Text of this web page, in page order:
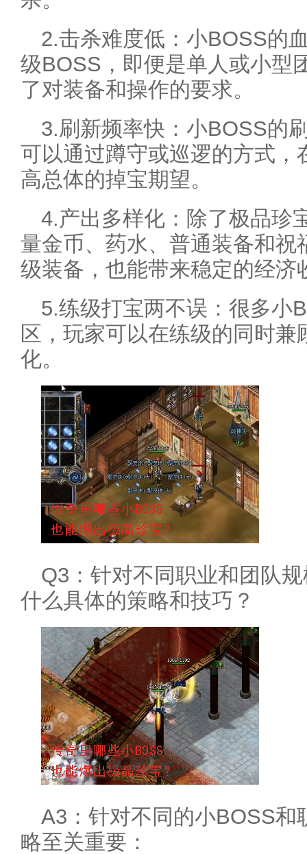
2.击杀难度低：小BOSS的
级BOSS，即便是单人或小型
了对装备和操作的要求。
3.刷新频率快：小BOSS的
可以通过蹲守或巡逻的方式，
高总体的掉宝期望。
4.产出多样化：除了极品珍
量金币、药水、普通装备和祝
级装备，也能带来稳定的经济
5.练级打宝两不误：很多小
区，玩家可以在练级的同时
化。
Q3：针对不同职业和团队
什么具体的策略和技巧？
A3：针对不同的小BOSS和
略至关重要：